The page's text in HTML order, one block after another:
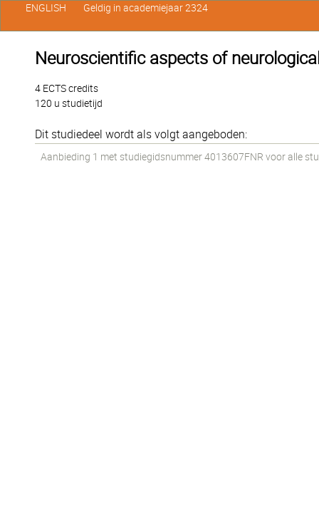
Neuroscientific aspects of
4 ECTS credits
120 u studietijd
Dit studiedeel wordt als volgt aangeboden:
Aanbieding 1 met studiegidsnummer 4013607FNR voor alle
ENGLISH Geldig in academiejaar 2324